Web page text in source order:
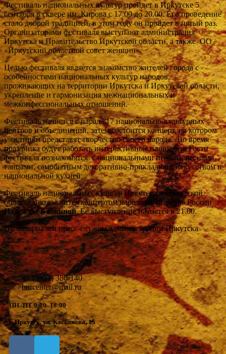
Фестиваль национальных культур пройдет в Иркутске 5
сентября в сквере им. Кирова с 17.00 до 20.00. Его проведение
стало доброй традицией, в этом году он пройдет в пятый раз.
Организаторами фестиваля выступают администрация
Иркутска и Правительство Иркутской области, а также ОО
«Иркутский областной совет женщин».
Целью фестиваля является знакомство жителей города с
особенностями национальных культур народов,
проживающих на территории Иркутска и Иркутской области,
укрепление и гармонизация межнациональных и
межконфессиональных отношений.
Фестиваль начнется с парада 17 национально-культурных
центров и объединений, затем состоится концерт, на котором
участники представят творчество своего народа. Во время
праздника будут работать интерактивные площадки. Гости
фестиваля познакомятся с национальными играми, песнями,
танцами, самобытным декоративно-прикладным искусством и
национальной кухней.
Фестиваль национальных культур Иркутска и Иркутской
области продолжится концертом народной артистка России
Надежды Бабкиной. Ее выступление начнется в 21.00.
По материалам пресс-службы администрации Иркутска
+7 (3952) 380-140
burcenter@mail.ru
ПН–ПТ 9:00–18:00
г. Иркутск, ул. Касьянова, 15